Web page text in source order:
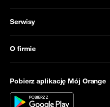
Serwisy
O firmie
Pobierz aplikację Mój Orange